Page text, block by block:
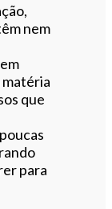
nem
matéria
que
para